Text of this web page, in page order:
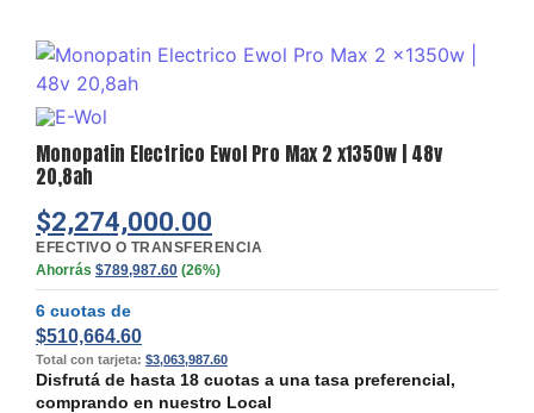
Monopatin Electrico Ewol Pro Max 2 x1350w | 48v
20,8ah
$2,274,000.00
EFECTIVO O TRANSFERENCIA
Ahorrás $789,987.60 (26%)
6 cuotas de
$510,664.60
Total con tarjeta: $3,063,987.60
Disfrutá de hasta 18 cuotas a una tasa preferencial,
comprando en nuestro Local